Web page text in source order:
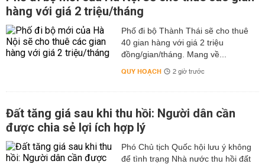
hàng với giá 2 triệu/tháng
Phố đi bộ Thành Thái sẽ cho thuê
40 gian hàng với giá 2 triệu
đồng/gian/tháng. Mang về...
QUY HOẠCH 2 giờ trước
Đất tăng giá sau khi thu hồi: Người dân cần
được chia sẻ lợi ích hợp lý
Phó Chủ tịch Quốc hội lưu ý không
để tình trạng Nhà nước thu hồi đất